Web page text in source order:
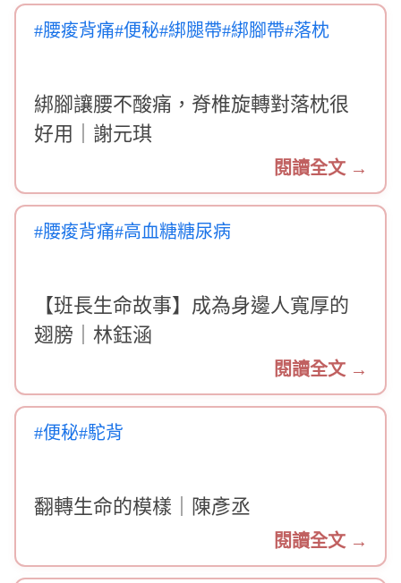
#腰痠背痛#便秘#綁腿帶#綁腳帶#落枕
綁腳讓腰不酸痛，脊椎旋轉對落枕很
好用｜謝元琪
閱讀全文 →
#腰痠背痛#高血糖糖尿病
【班長生命故事】成為身邊人寬厚的
翅膀｜林鈺涵
閱讀全文 →
#便秘#駝背
翻轉生命的模樣｜陳彥丞
閱讀全文 →